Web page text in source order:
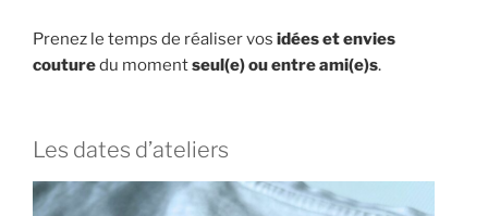
Prenez le temps de réaliser vos idées et envies
couturedu momentseul(e) ou entre ami(e)s.
Les dates d’ateliers